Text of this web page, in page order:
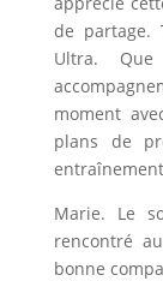
de partage.
Ultra.
moment
plans de
Marie. Le
rencontré
bonne